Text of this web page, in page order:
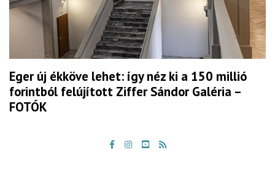
Eger új ékköve lehet: így néz ki a 150 millió
forintból felújított Ziffer Sándor Galéria –
FOTÓK